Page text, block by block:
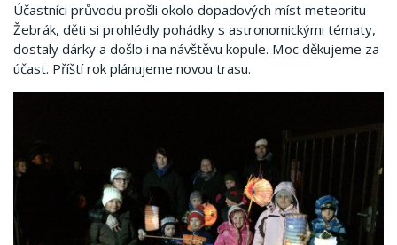
Účastníci průvodu prošli okolo dopadových míst meteoritu
Žebrák, děti si prohlédly pohádky s astronomickými tématy,
dostaly dárky a došlo i na návštěvu kopule. Moc děkujeme za
účast. Příští rok plánujeme novou trasu.